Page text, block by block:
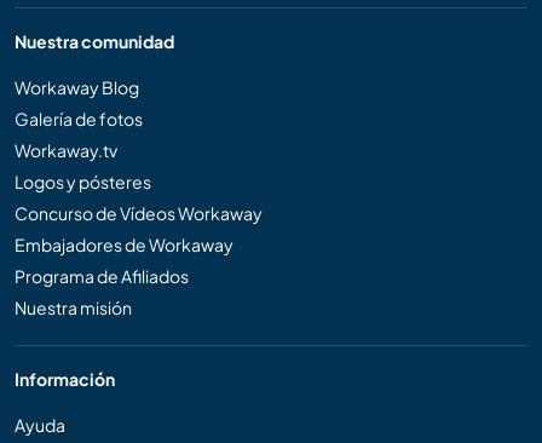
Nuestra comunidad
Workaway Blog
Galería de fotos
Workaway.tv
Logos y pósteres
Concurso de Vídeos Workaway
Embajadores de Workaway
Programa de Afiliados
Nuestra misión
Información
Ayuda